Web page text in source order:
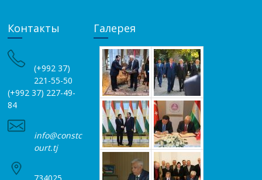
Контакты
(+992 37)
221-55-50
(+992 37) 227-49-
84
info@constc
ourt.tj
734025,
Галерея